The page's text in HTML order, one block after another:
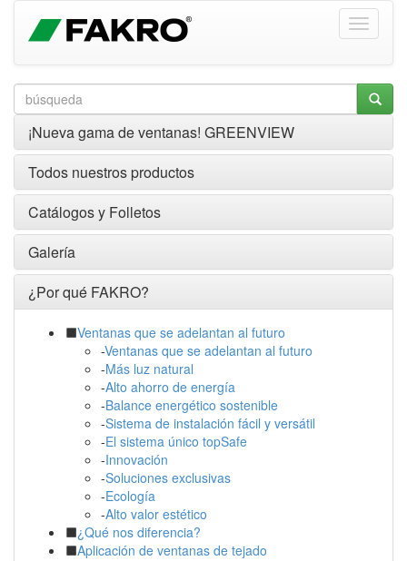
¡Nueva gama de ventanas! GREENVIEW
Todos nuestros productos
Catálogos y Folletos
Galería
¿Por qué FAKRO?
Ventanas que se adelantan al futuro
-Ventanas que se adelantan al futuro
-Más luz natural
-Alto ahorro de energía
-Balance energético sostenible
-Sistema de instalación fácil y versátil
-El sistema único topSafe
-Innovación
-Soluciones exclusivas
-Ecología
-Alto valor estético
¿Qué nos diferencia?
Aplicación de ventanas de tejado